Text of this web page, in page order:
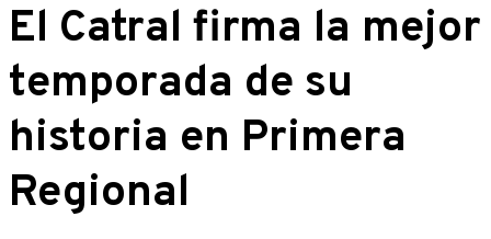
El Catral firma la mejor
temporada de su
historia en Primera
Regional